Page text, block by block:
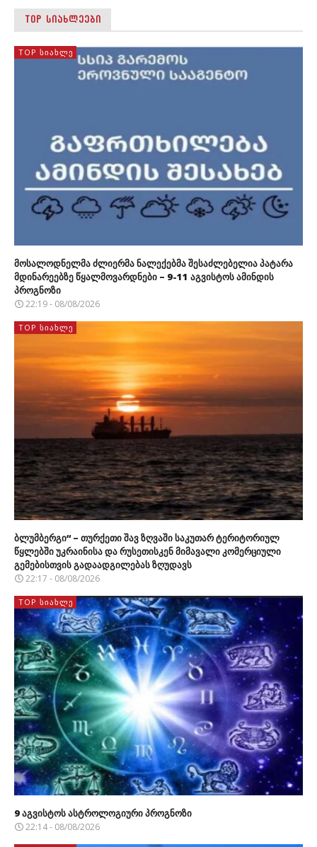
TOP ᲡᲘᲐᲮᲚᲔᲔᲑᲘ
TOP ᲡᲘᲐᲮᲚᲔ
მოსალოდნელმა ძლიერმა ნალექებმა შესაძლებელია პატარა
მდინარეებზე წყალმოვარდნები – 9-11 აგვისტოს ამინდის
პროგნოზი
22:19 - 08/08/2026
TOP ᲡᲘᲐᲮᲚᲔ
ბლუმბერგი“ – თურქეთი შავ ზღვაში საკუთარ ტერიტორიულ
წყლებში უკრაინისა და რუსეთისკენ მიმავალი კომერციული
გემებისთვის გადაადგილებას ზღუდავს
22:17 - 08/08/2026
TOP ᲡᲘᲐᲮᲚᲔ
9 აგვისტოს ასტროლოგიური პროგნოზი
22:14 - 08/08/2026